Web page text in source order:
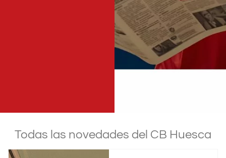
Todas las novedades del CB Huesca